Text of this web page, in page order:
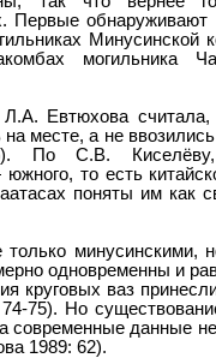
Первые обнаруживают
Минусинской
могильника
Л.А. Евтюхова
на месте, а не
По С.В. Киселёву,
то есть
поняты им как
минусинскими,
одновременны и
круговых ваз
75). Но
современные данные
1989: 62).